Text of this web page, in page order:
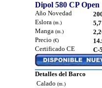
Dipol 580 CP Open
Año Novedad
Eslora (m.)
Manga (m.)
Precio (€)
Certificado CE
C-
Detalles del Barco
Calado (m.)